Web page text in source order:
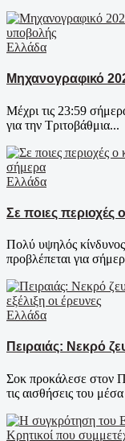
Ελλάδα
Μηχανογραφικό
Μέχρι τις 23:59
για την Τριτοβάθμια...
Ελλάδα
Σε ποιες περιοχές
Πολύ υψηλός
προβλέπεται για
Ελλάδα
Πειραιάς: Νεκρό
Σοκ προκάλεσε στον
τις αισθήσεις του